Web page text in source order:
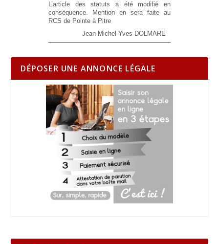
L’article des statuts a été modifié en
conséquence. Mention en sera faite au
RCS de Pointe à Pitre
Jean-Michel Yves DOLMARE
DÉPOSER UNE ANNONCE LÉGALE